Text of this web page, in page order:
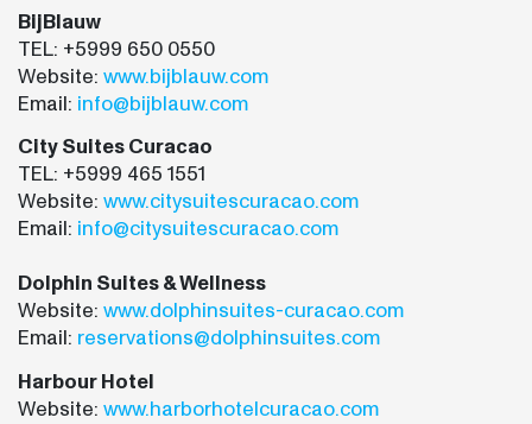
BijBlauw
TEL: +5999 650 0550
Website: www.bijblauw.com
Email: info@bijblauw.com
City Suites Curacao
TEL: +5999 465 1551
Website: www.citysuitescuracao.com
Email: info@citysuitescuracao.com
Dolphin Suites & Wellness
Website: www.dolphinsuites-curacao.com
Email: reservations@dolphinsuites.com
Harbour Hotel
Website: www.harborhotelcuracao.com